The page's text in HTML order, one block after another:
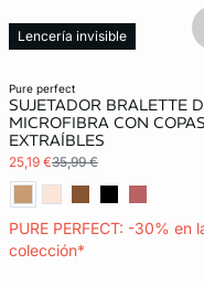
pure perfect
SUJETADOR BRALETTE
MICROFIBRA CON COPAS
EXTRAÍBLES
25,19 €35,99 €
PURE PERFECT: -30% en
colección*
Lencería invisible